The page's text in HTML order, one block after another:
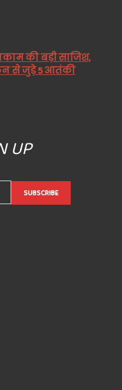
की बड़ी साजिश,
से जुड़े 5 आतंकी
UP